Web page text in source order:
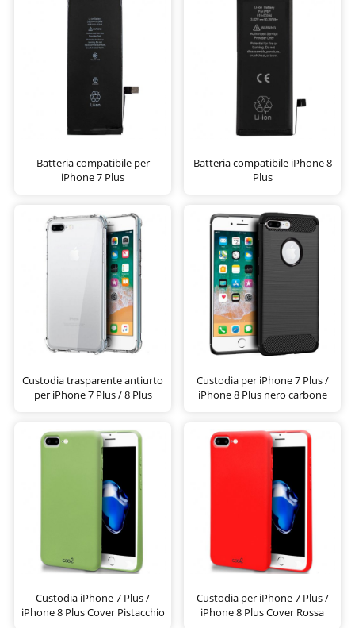
Batteria compatibile per
iPhone 7 Plus
Batteria compatibile iPhone 8
Plus
Custodia trasparente antiurto
per iPhone 7 Plus / 8 Plus
Custodia per iPhone 7 Plus /
iPhone 8 Plus nero carbone
Custodia iPhone 7 Plus /
iPhone 8 Plus Cover Pistacchio
Custodia per iPhone 7 Plus /
iPhone 8 Plus Cover Rossa